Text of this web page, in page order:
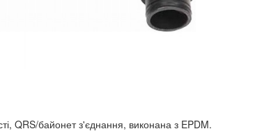
QRS/байонет з'єднання, виконана з EPDM.